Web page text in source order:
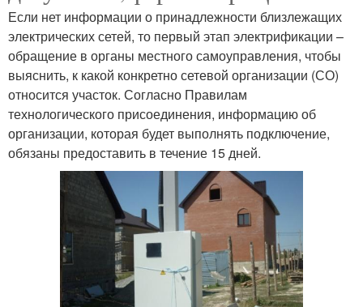
Если нет информации о принадлежности близлежащих
электрических сетей, то первый этап электрификации –
обращение в органы местного самоуправления, чтобы
выяснить, к какой конкретно сетевой организации (СО)
относится участок. Согласно Правилам
технологического присоединения, информацию об
организации, которая будет выполнять подключение,
обязаны предоставить в течение 15 дней.